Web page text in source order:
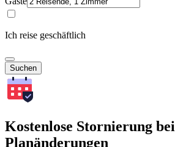
Ich reise geschäftlich
Suchen
Kostenlose Stornierung bei
Planänderungen